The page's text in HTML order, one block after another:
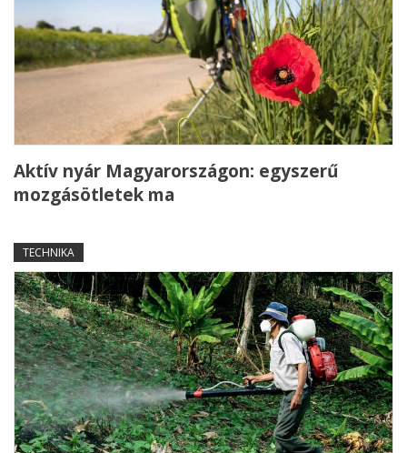
Aktív nyár Magyarországon: egyszerű
mozgásötletek ma
TECHNIKA